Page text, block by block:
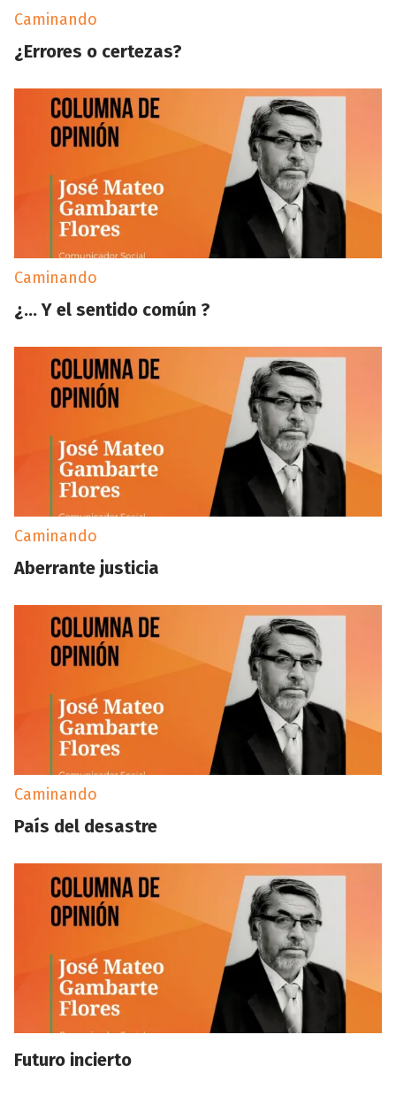
Caminando
¿Errores o certezas?
Caminando
¿… Y el sentido común ?
Caminando
Aberrante justicia
Caminando
País del desastre
Futuro incierto